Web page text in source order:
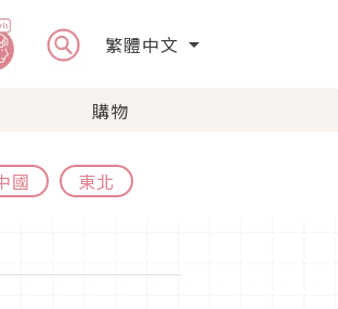
繁體中文
購物
國 東北